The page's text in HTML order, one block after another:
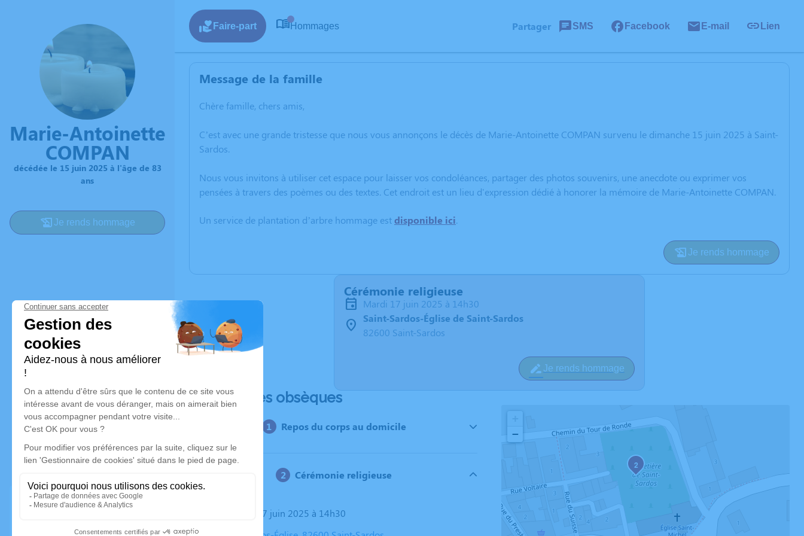
Marie-Antoinette
COMPAN
décédée le 15 juin 2025 à l'âge de 83
ans
Je rends hommage
Faire-part Hommages Partager SMS Facebook E-mail Lien
Message de la famille
Chère famille, chers amis,
C’est avec une grande tristesse que nous vous annonçons le décès de Marie-Antoinette COMPAN survenu le dimanche 15 juin 2025 à Saint-
Sardos.
Nous vous invitons à utiliser cet espace pour laisser vos condoléances, partager des photos souvenirs, une anecdote ou exprimer vos
pensées à travers des poèmes ou des textes. Cet endroit est un lieu d'expression dédié à honorer la mémoire de Marie-Antoinette COMPAN.
Un service de plantation d’arbre hommage estdisponible ici.
Je rends hommage
Cérémonie religieuse
mardi 17 juin 2025 à 14h30
Saint-Sardos-Église de Saint-Sardos
82600 Saint-Sardos
Je rends hommage
Déroulé des obsèques
Repos du corps au domicile
Cérémonie religieuse
Le mardi 17 juin 2025 à 14h30
2
−